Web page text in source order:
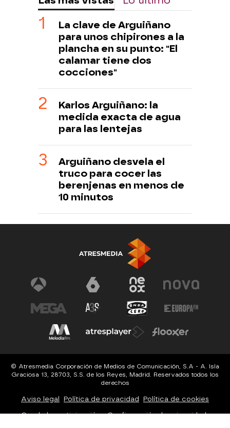
La clave de Arguiñano
para unos chipirones a la
plancha en su punto: "El
calamar tiene dos
cocciones"
Karlos Arguiñano: la
medida exacta de agua
para las lentejas
Arguiñano desvela el
truco para cocer las
berenjenas en menos de
10 minutos
© Atresmedia Corporación de Medios de Comunicación, S.A - A. Isla
Graciosa 13, 28703, S.S. de los Reyes, Madrid. Reservados todos los
derechos
Aviso legal Política de privacidad Política de cookies
Cond. de participación Configuración de privacidad